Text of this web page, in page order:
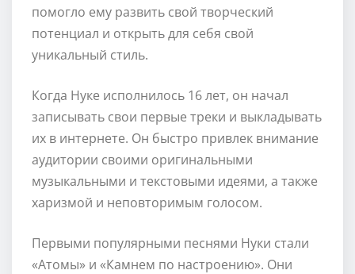
помогло ему развить свой творческий
потенциал и открыть для себя свой
уникальный стиль.
Когда Нуке исполнилось 16 лет, он начал
записывать свои первые треки и выкладывать
их в интернете. Он быстро привлек внимание
аудитории своими оригинальными
музыкальными и текстовыми идеями, а также
харизмой и неповторимым голосом.
Первыми популярными песнями Нуки стали
«Атомы» и «Камнем по настроению». Они